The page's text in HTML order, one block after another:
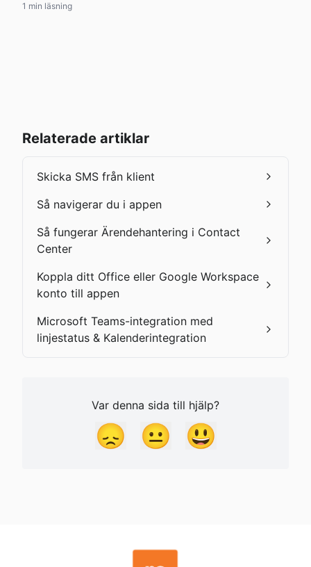
1 min läsning
Relaterade artiklar
Skicka SMS från klient
Så navigerar du i appen
Så fungerar Ärendehantering i Contact
Center
Koppla ditt Office eller Google Workspace
konto till appen
Microsoft Teams-integration med
linjestatus & Kalenderintegration
Var denna sida till hjälp?
😞 😐 😃